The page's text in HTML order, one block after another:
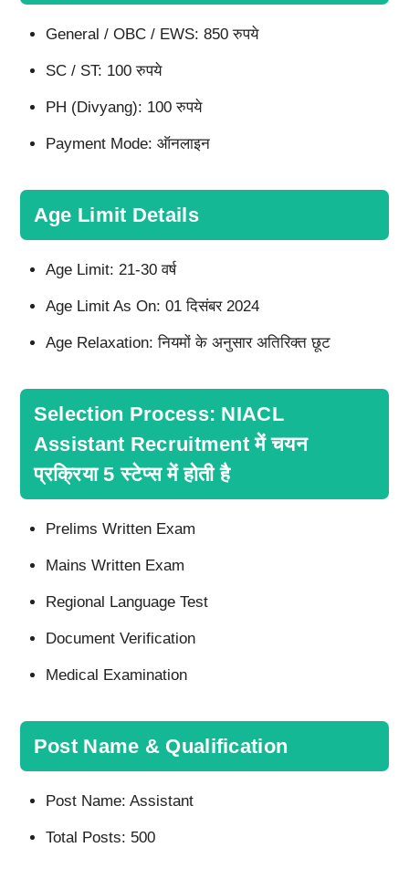
General / OBC / EWS: 850 रुपये
SC / ST: 100 रुपये
PH (Divyang): 100 रुपये
Payment Mode: ऑनलाइन
Age Limit Details
Age Limit: 21-30 वर्ष
Age Limit As On: 01 दिसंबर 2024
Age Relaxation: नियमों के अनुसार अतिरिक्त छूट
Selection Process: NIACL
Assistant Recruitment में चयन
प्रक्रिया 5 स्टेप्स में होती है
Prelims Written Exam
Mains Written Exam
Regional Language Test
Document Verification
Medical Examination
Post Name & Qualification
Post Name: Assistant
Total Posts: 500